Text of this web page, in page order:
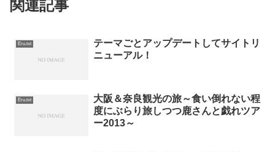
関連記事
Eru.txt
テーマごとアップデートしてサイトリ
ニューアル！
Eru.txt
大阪＆奈良観光の旅～食い倒れない程
度にぶらり旅しつつ鹿さんと戯れツア
ー2013～